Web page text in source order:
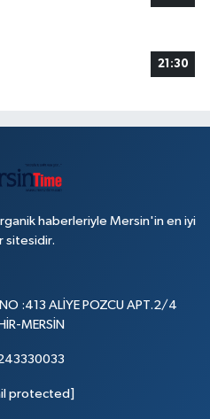
21:30
haberleriyle Mersin'in en iyi
sitesidir.
:413 ALİYE POZCU APT.2/4
MERSİN
protected]